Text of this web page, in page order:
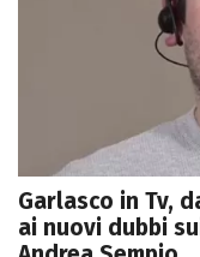
Garlasco in Tv,
ai nuovi dubbi